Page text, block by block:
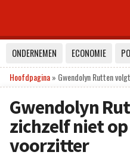
ONDERNEMEN ECONOMIE
Hoofdpagina» Gwendolyn Rutten
Gwendolyn
zichzelf niet op
voorzitter